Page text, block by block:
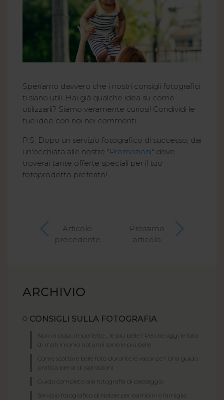
Speriamo davvero che i nostri consigli fotografici
ti siano utili. Hai già qualche idea su come
utilizzarli? Siamo veramente curiosi! Condividi le
tue idee con noi nei commenti.
P.S. Dopo un servizio fotografico di successo, dai
un'occhiata alle nostre "Promozioni" dove
troverai tante offerte speciali per il tuo
fotoprodotto preferito!
Articolo
precedente
Prossimo
articolo
ARCHIVIO
CONSIGLI SULLA FOTOGRAFIA
Non in posa, imperfette… le più belle? Perché oggi le foto
di matrimonio naturali sono le più belle
Come scattare belle foto durante le vacanze? Una guida
pratica piena di ispirazioni
Guida completa alla fotografia di paesaggio
Servizio fotografico di Natale per bambini e famiglie.